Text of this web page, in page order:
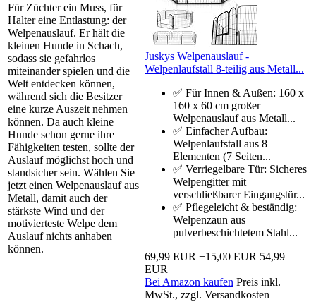
Für Züchter ein Muss, für
Halter eine Entlastung: der
Welpenauslauf. Er hält die
kleinen Hunde in Schach,
sodass sie gefahrlos
miteinander spielen und die
Welt entdecken können,
während sich die Besitzer
eine kurze Auszeit nehmen
können. Da auch kleine
Hunde schon gerne ihre
Fähigkeiten testen, sollte der
Auslauf möglichst hoch und
standsicher sein. Wählen Sie
jetzt einen Welpenauslauf aus
Metall, damit auch der
stärkste Wind und der
motivierteste Welpe dem
Auslauf nichts anhaben
können.
Juskys Welpenauslauf -
Welpenlaufstall 8-teilig aus Metall...
✅ Für Innen & Außen: 160 x
160 x 60 cm großer
Welpenauslauf aus Metall...
✅ Einfacher Aufbau:
Welpenlaufstall aus 8
Elementen (7 Seiten...
✅ Verriegelbare Tür: Sicheres
Welpengitter mit
verschließbarer Eingangstür...
✅ Pflegeleicht & beständig:
Welpenzaun aus
pulverbeschichtetem Stahl...
69,99 EUR −15,00 EUR 54,99
EUR
Bei Amazon kaufen Preis inkl.
MwSt., zzgl. Versandkosten